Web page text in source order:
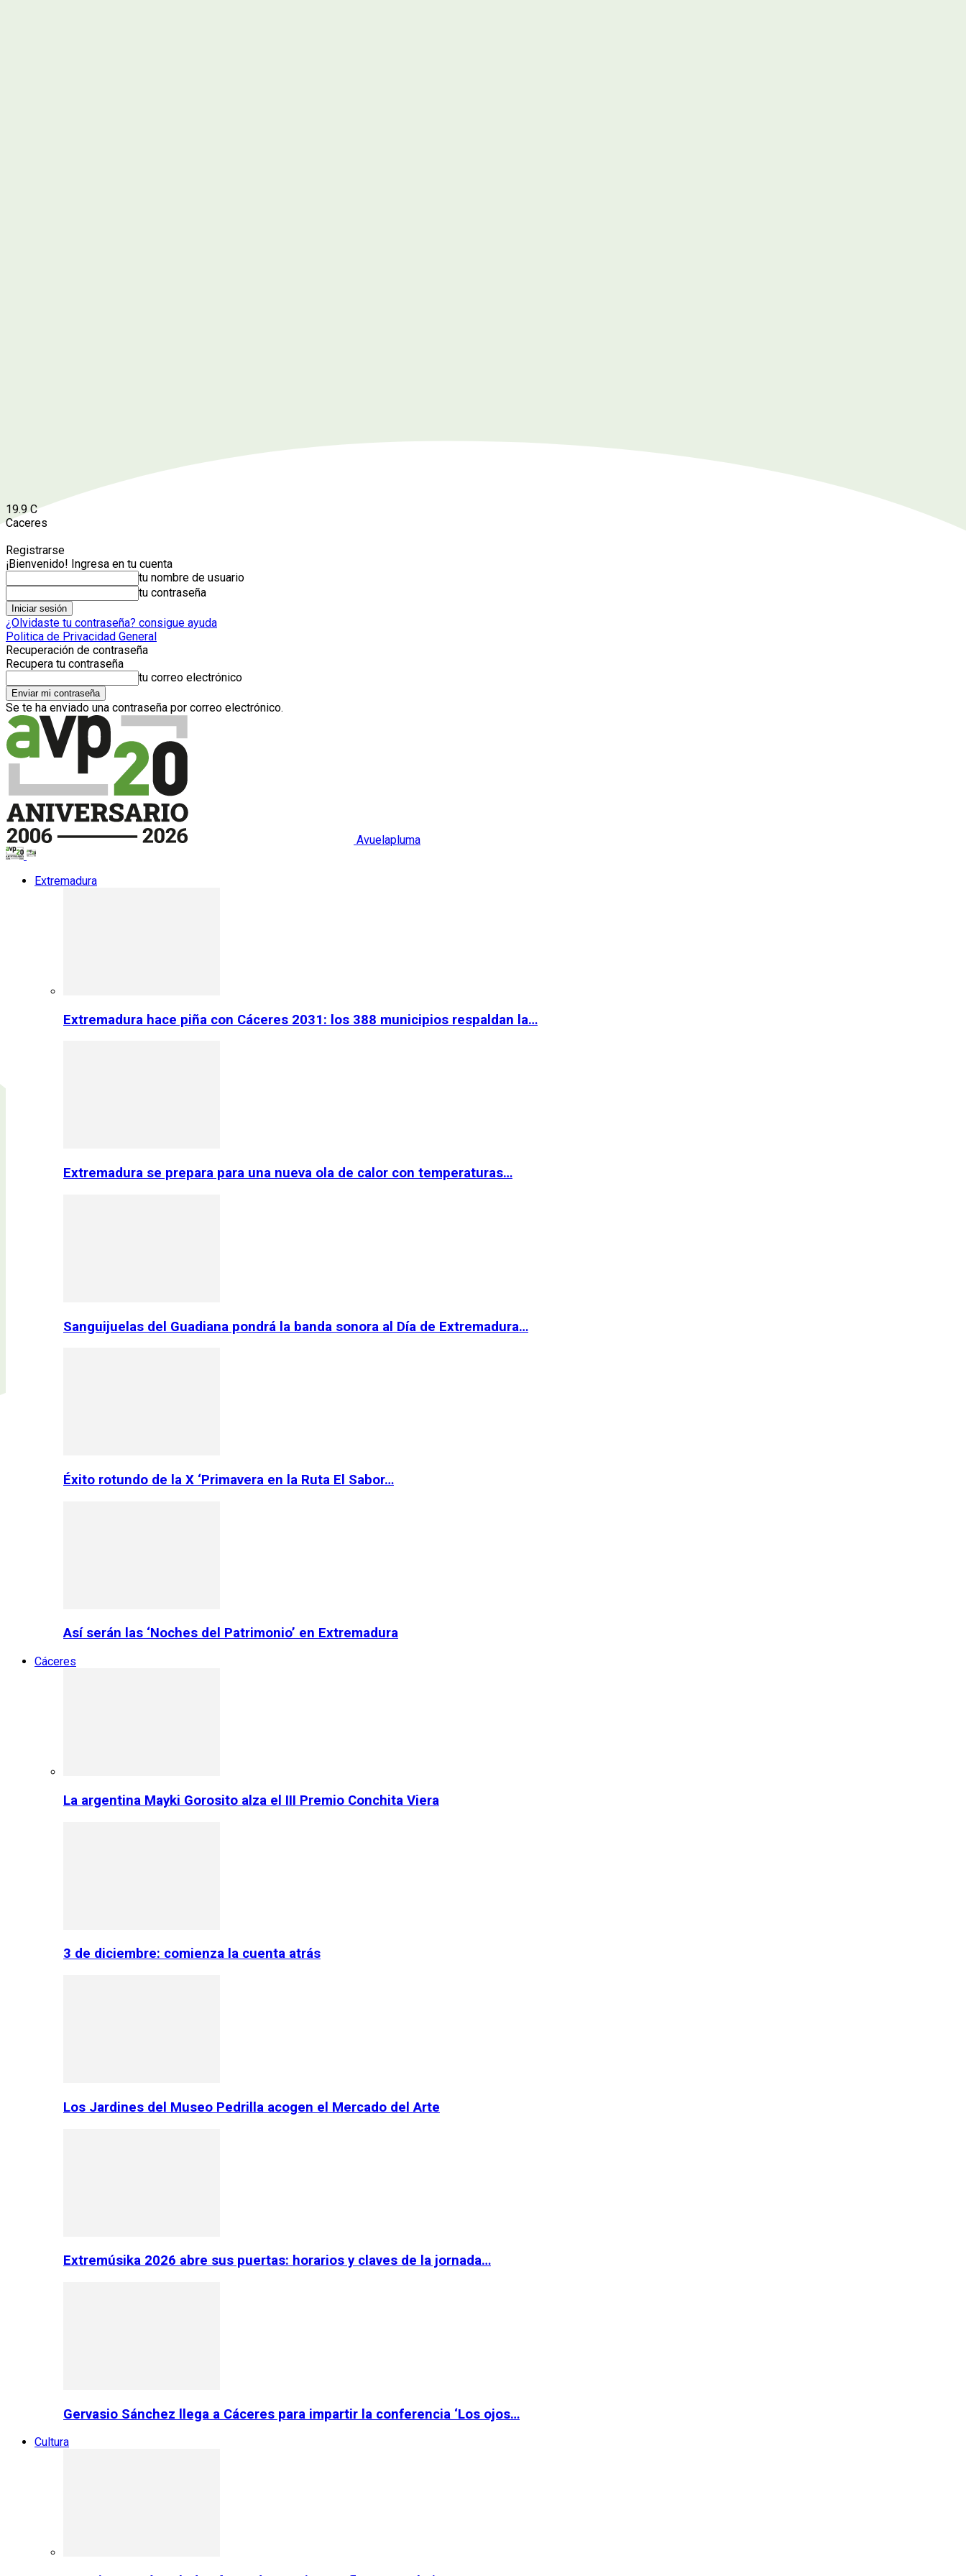
19.9 C
Caceres
Registrarse
¡Bienvenido! Ingresa en tu cuenta
tu nombre de usuario
tu contraseña
¿Olvidaste tu contraseña? consigue ayuda
Politica de Privacidad General
Recuperación de contraseña
Recupera tu contraseña
tu correo electrónico
Se te ha enviado una contraseña por correo electrónico.
Avuelapluma
Extremadura
Extremadura hace piña con Cáceres 2031: los 388 municipios respaldan la…
Extremadura se prepara para una nueva ola de calor con temperaturas…
Sanguijuelas del Guadiana pondrá la banda sonora al Día de Extremadura…
Éxito rotundo de la X ‘Primavera en la Ruta El Sabor…
Así serán las ‘Noches del Patrimonio’ en Extremadura
Cáceres
La argentina Mayki Gorosito alza el III Premio Conchita Viera
3 de diciembre: comienza la cuenta atrás
Los Jardines del Museo Pedrilla acogen el Mercado del Arte
Extremúsika 2026 abre sus puertas: horarios y claves de la jornada…
Gervasio Sánchez llega a Cáceres para impartir la conferencia ‘Los ojos…
Cultura